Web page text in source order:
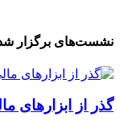
نشست‌های برگزار
گذر از ابزارهای